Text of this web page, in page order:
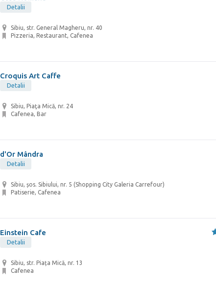
Detalii
Sibiu, str. General Magheru, nr. 40
Pizzeria, Restaurant, Cafenea
Croquis Art Caffe
Detalii
Sibiu, Piaţa Mică, nr. 24
Cafenea, Bar
d'Or Mândra
Detalii
Sibiu, șos. Sibiului, nr. 5 (Shopping City Galeria Carrefour)
Patiserie, Cafenea
Einstein Cafe
Detalii
Sibiu, str. Piața Mică, nr. 13
Cafenea